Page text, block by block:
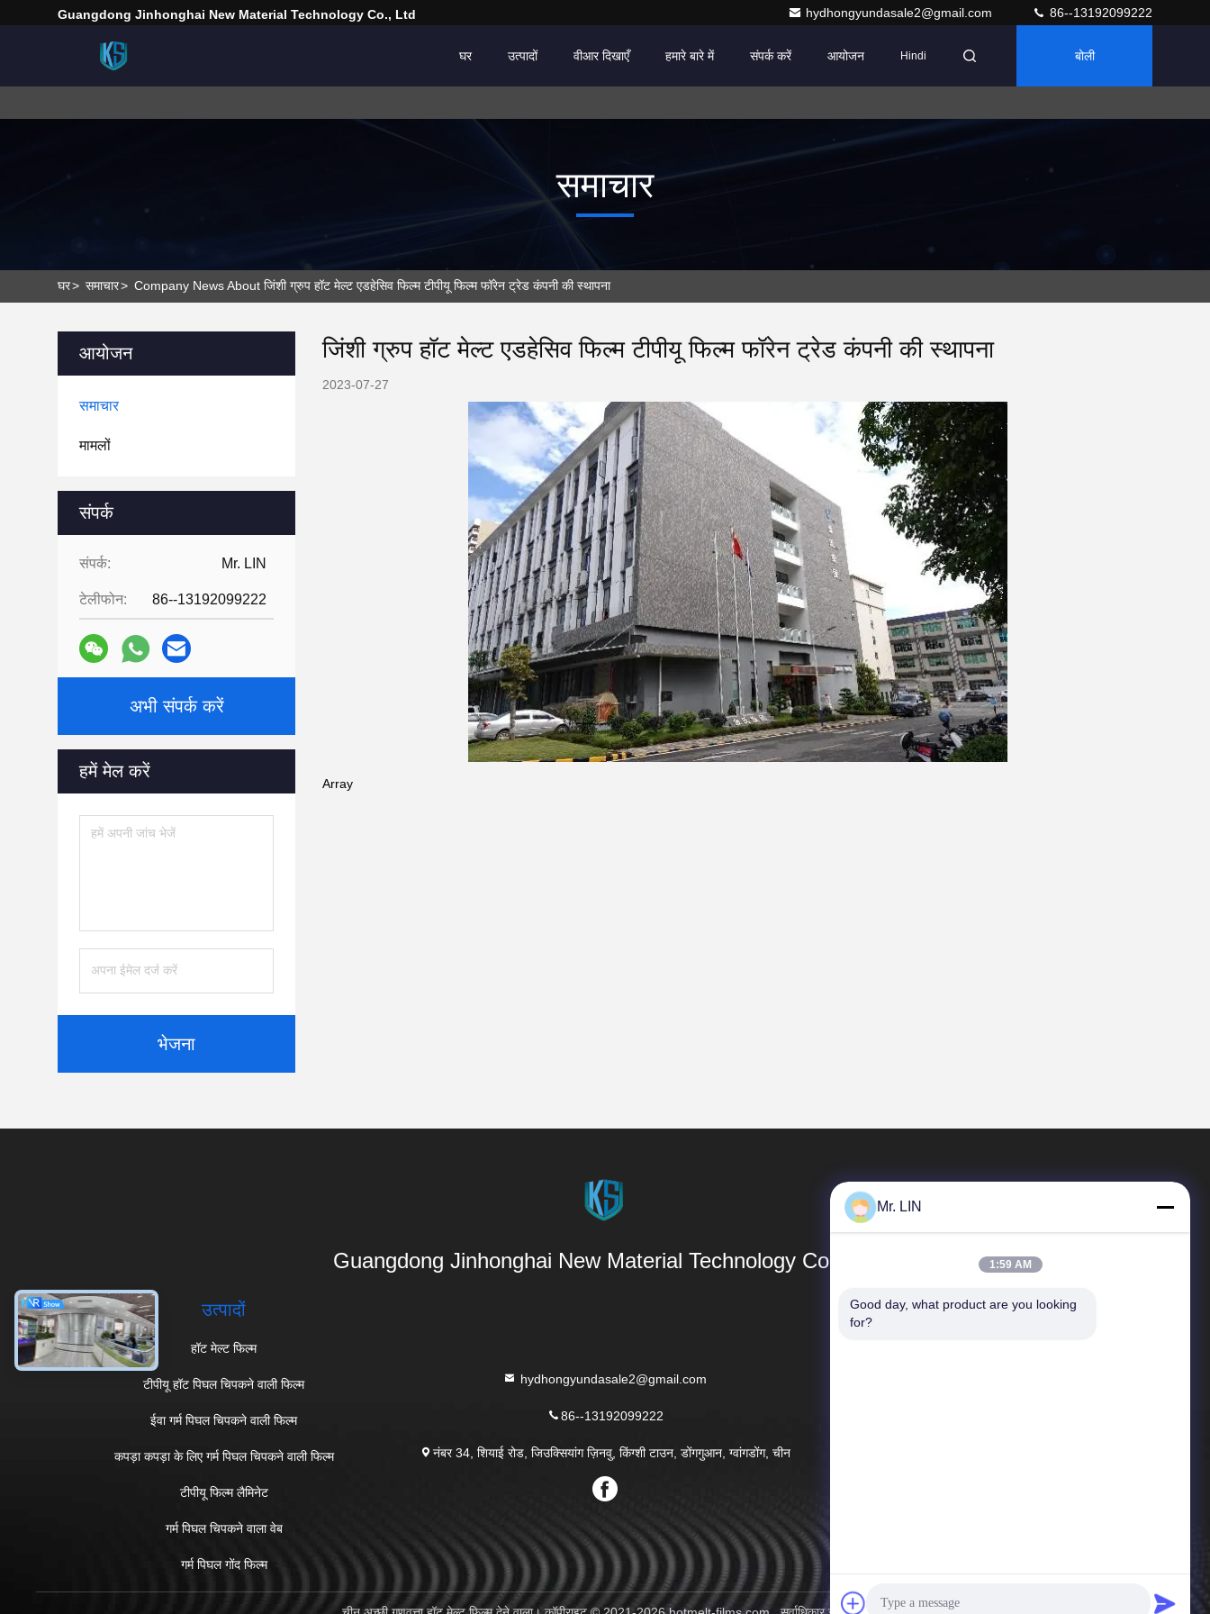
Guangdong Jinhonghai New Material Technology Co., Ltd hydhongyundasale2@gmail.com 86--13192099222
घर उत्पादों वीआर दिखाएँ हमारे बारे में संपर्क करें आयोजन Hindi बोली
समाचार
घर> समाचार> Company News About जिंशी ग्रुप हॉट मेल्ट एडहेसिव फिल्म टीपीयू फिल्म फॉरेन ट्रेड कंपनी की स्थापना
आयोजन
समाचार
मामलों
संपर्क
संपर्क: Mr. LIN
टेलीफोन: 86--13192099222
अभी संपर्क करें
हमें मेल करें
भेजना
जिंशी ग्रुप हॉट मेल्ट एडहेसिव फिल्म टीपीयू फिल्म फॉरेन ट्रेड कंपनी की स्थापना
2023-07-27
Array
Guangdong Jinhonghai New Material Technology Co., Ltd
उत्पादों
हॉट मेल्ट फिल्म
टीपीयू हॉट पिघल चिपकने वाली फिल्म
ईवा गर्म पिघल चिपकने वाली फिल्म
कपड़ा कपड़ा के लिए गर्म पिघल चिपकने वाली फिल्म
टीपीयू फिल्म लैमिनेट
गर्म पिघल चिपकने वाला वेब
गर्म पिघल गोंद फिल्म
hydhongyundasale2@gmail.com
86--13192099222
नंबर 34, शियाई रोड, जिउक्सियांग ज़िनवु, किंग्शी टाउन, डोंगगुआन, ग्वांगडोंग, चीन
त्वरित सम्पक
Mr. LIN
1:59 AM
Good day, what product are you looking
for?